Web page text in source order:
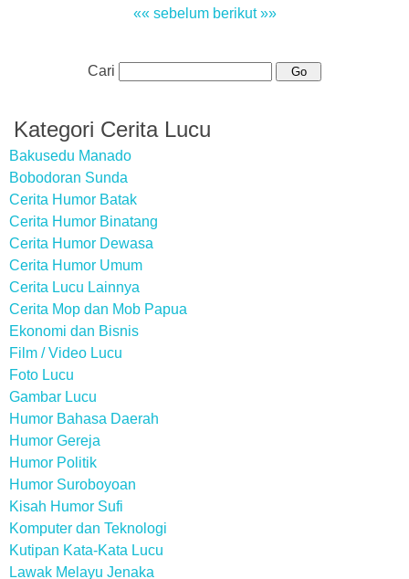
«« sebelum berikut »»
Cari
Kategori Cerita Lucu
Bakusedu Manado
Bobodoran Sunda
Cerita Humor Batak
Cerita Humor Binatang
Cerita Humor Dewasa
Cerita Humor Umum
Cerita Lucu Lainnya
Cerita Mop dan Mob Papua
Ekonomi dan Bisnis
Film / Video Lucu
Foto Lucu
Gambar Lucu
Humor Bahasa Daerah
Humor Gereja
Humor Politik
Humor Suroboyoan
Kisah Humor Sufi
Komputer dan Teknologi
Kutipan Kata-Kata Lucu
Lawak Melayu Jenaka